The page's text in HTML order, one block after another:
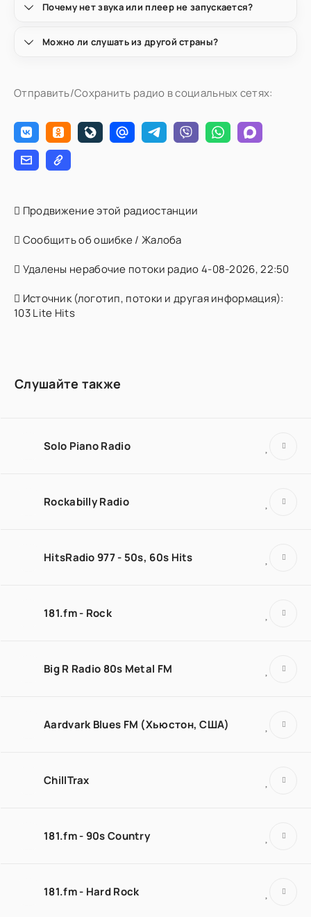
Почему нет звука или плеер не запускается?
Можно ли слушать из другой страны?
Отправить/Сохранить радио в социальных сетях:
Продвижение этой радиостанции
Сообщить об ошибке / Жалоба
Удалены нерабочие потоки радио 4-08-2026, 22:50
Источник (логотип, потоки и другая информация):
103 Lite Hits
Слушайте также
Solo Piano Radio
Rockabilly Radio
HitsRadio 977 - 50s, 60s Hits
181.fm - Rock
Big R Radio 80s Metal FM
Aardvark Blues FM (Хьюстон, США)
ChillTrax
181.fm - 90s Country
181.fm - Hard Rock